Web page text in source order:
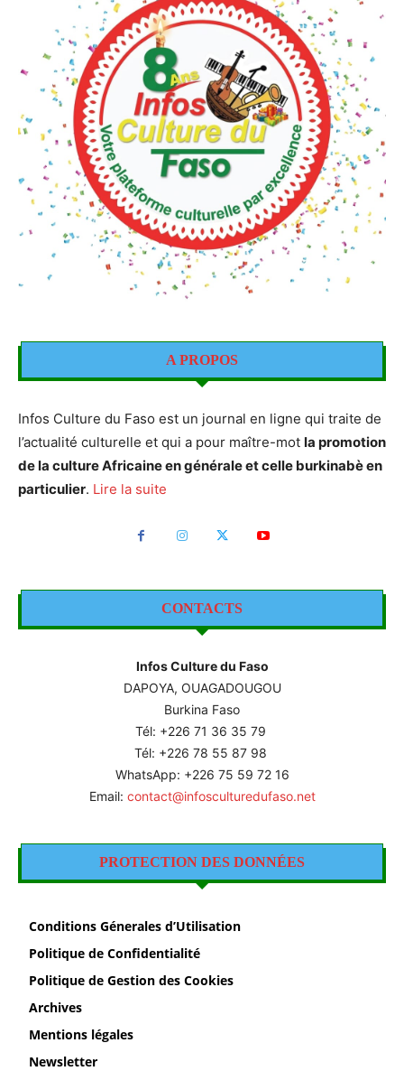
A PROPOS
Infos Culture du Faso est un journal en ligne qui traite de
l’actualité culturelle et qui a pour maître-mot la promotion
de la culture Africaine en générale et celle burkinabè en
particulier. Lire la suite
CONTACTS
Infos Culture du Faso
DAPOYA, OUAGADOUGOU
Burkina Faso
Tél: +226 71 36 35 79
Tél: +226 78 55 87 98
WhatsApp: +226 75 59 72 16
Email: contact@infosculturedufaso.net
PROTECTION DES DONNÉES
Conditions Génerales d’Utilisation
Politique de Confidentialité
Politique de Gestion des Cookies
Archives
Mentions légales
Newsletter